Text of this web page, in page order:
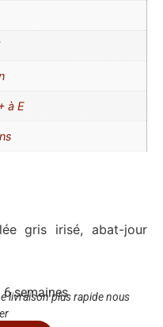
à E
gris irisé, abat-jour
semaines
livraison plus rapide nous